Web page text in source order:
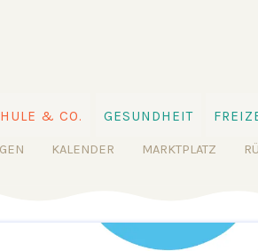
& CO. GESUNDHEIT
KALENDER MARKTPLATZ